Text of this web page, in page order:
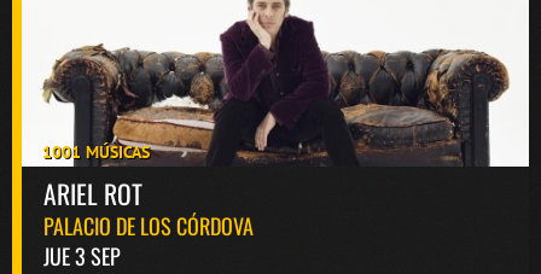
1001 MÚSICAS
ARIEL ROT
PALACIO DE LOS CÓRDOVA
JUE 3 SEP